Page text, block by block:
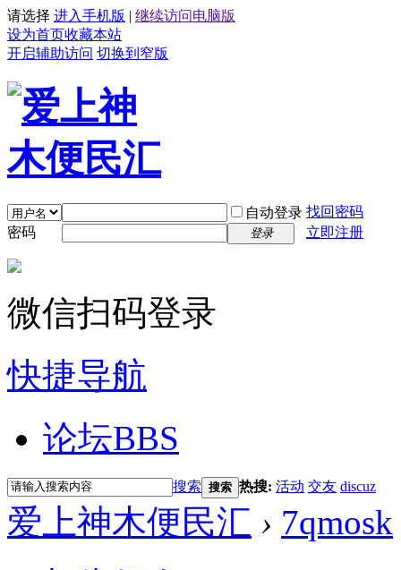
请选择 进入手机版 | 继续访问电脑版
设为首页收藏本站
开启辅助访问 切换到窄版
自动登录 找回密码
密码
登录 立即注册
微信扫码登录
快捷导航
论坛BBS
搜索 搜索 热搜: 活动 交友 discuz
爱上神木便民汇 › 7qmosk